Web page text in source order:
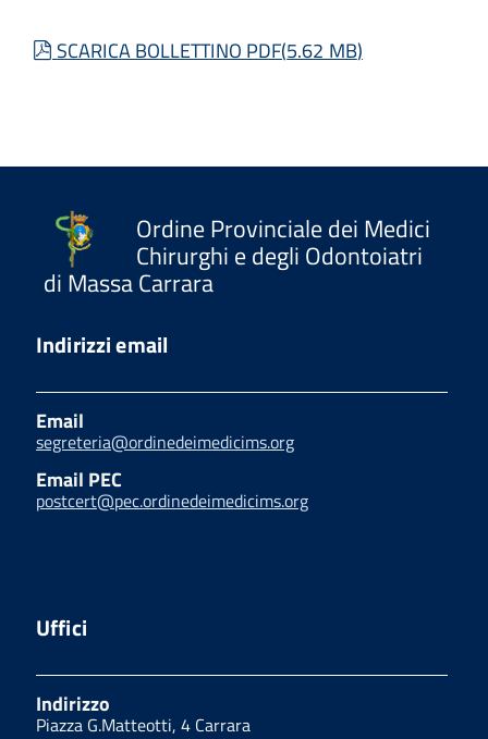
pdf
SCARICA BOLLETTINO PDF(5.62 MB)
Ordine Provinciale dei Medici
Chirurghi e degli Odontoiatri
di Massa Carrara
Indirizzi email
Email
segreteria@ordinedeimedicims.org
Email PEC
postcert@pec.ordinedeimedicims.org
Uffici
Indirizzo
Piazza G.Matteotti, 4 Carrara